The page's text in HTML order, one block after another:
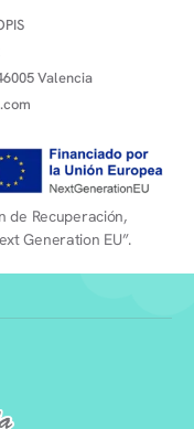
Valencia
de Recuperación,
Generation EU”.